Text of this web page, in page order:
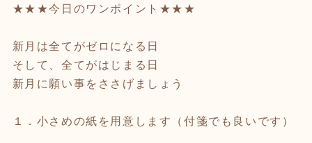
★★★今日のワンポイント★★★
新月は全てがゼロになる日
そして、全てがはじまる日
新月に願い事をささげましょう
１．小さめの紙を用意します（付箋でも良いです）